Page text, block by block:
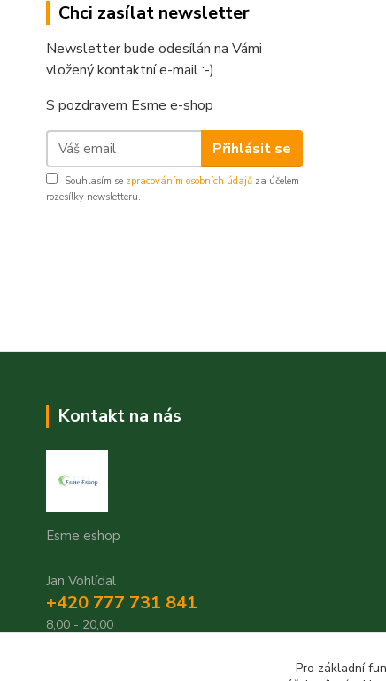
Chci zasílat newsletter
Newsletter bude odesílán na Vámi
vložený kontaktní e-mail :-)
S pozdravem Esme e-shop
Přihlásit se
Souhlasím se zpracováním osobních údajů za účelem
rozesílky newsletteru.
Kontakt na nás
Esme eshop
Jan Vohlídal
+420 777 731 841
8,00 - 20,00
Pro základní